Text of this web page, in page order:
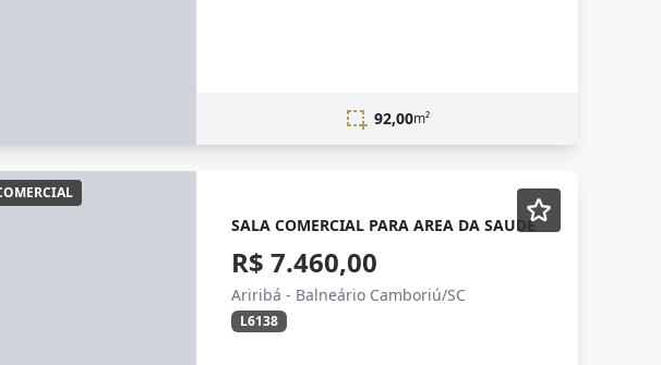
92,00m²
SALA COMERCIAL PARA AREA DA SAUDE
R$ 7.460,00
Ariribá - Balneário Camboriú/SC
L6138